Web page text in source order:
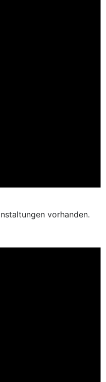
vorhanden.